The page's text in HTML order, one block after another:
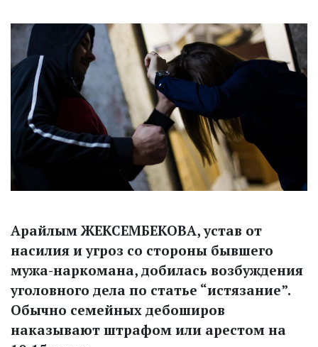
Арайлым ЖЕКСЕМБЕКОВА, устав от
насилия и угроз со стороны бывшего
мужа-наркомана, добилась возбуждения
уголовного дела по статье “истязание”.
Обычно семейных дебоширов
наказывают штрафом или арестом на